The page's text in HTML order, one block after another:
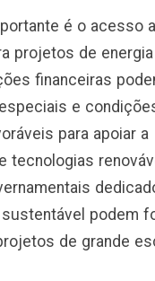
é o acesso a
projetos de
financeiras
e
para apoiar a
tecnologias
podem
de grande